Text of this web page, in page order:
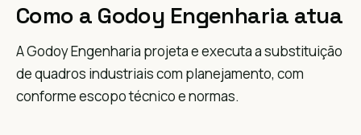
Como a Godoy Engenharia atua
A Godoy Engenharia projeta e executa a substituição
de quadros industriais com planejamento, com
conforme escopo técnico e normas.